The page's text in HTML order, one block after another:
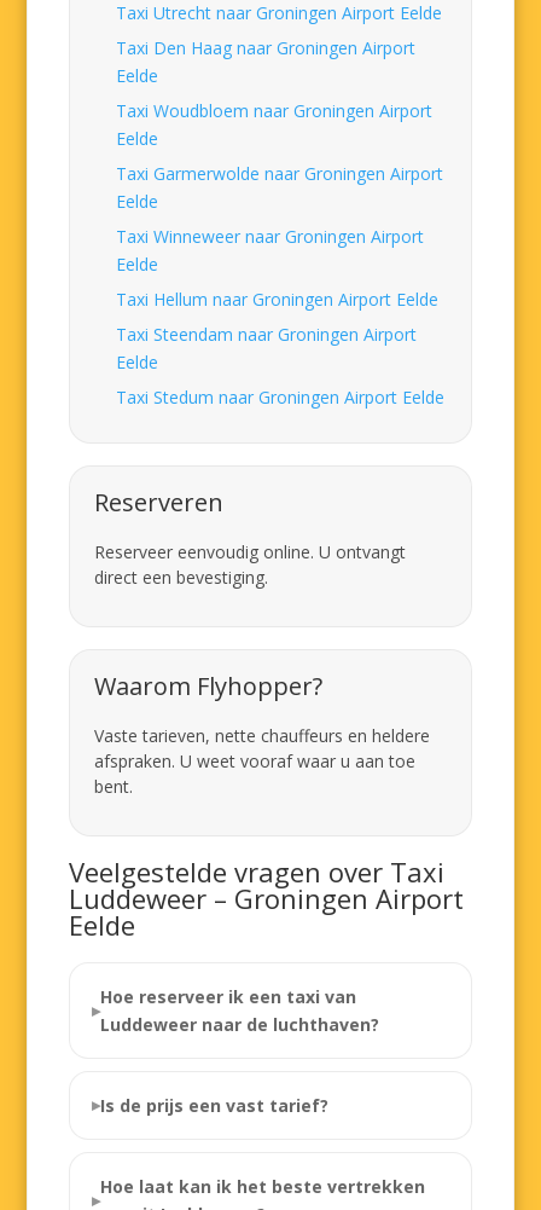
Taxi Utrecht naar Groningen Airport Eelde
Taxi Den Haag naar Groningen Airport
Eelde
Taxi Woudbloem naar Groningen Airport
Eelde
Taxi Garmerwolde naar Groningen Airport
Eelde
Taxi Winneweer naar Groningen Airport
Eelde
Taxi Hellum naar Groningen Airport Eelde
Taxi Steendam naar Groningen Airport
Eelde
Taxi Stedum naar Groningen Airport Eelde
Reserveren
Reserveer eenvoudig online. U ontvangt
direct een bevestiging.
Waarom Flyhopper?
Vaste tarieven, nette chauffeurs en heldere
afspraken. U weet vooraf waar u aan toe
bent.
Veelgestelde vragen over Taxi
Luddeweer – Groningen Airport
Eelde
Hoe reserveer ik een taxi van
Luddeweer naar de luchthaven?
Is de prijs een vast tarief?
Hoe laat kan ik het beste vertrekken